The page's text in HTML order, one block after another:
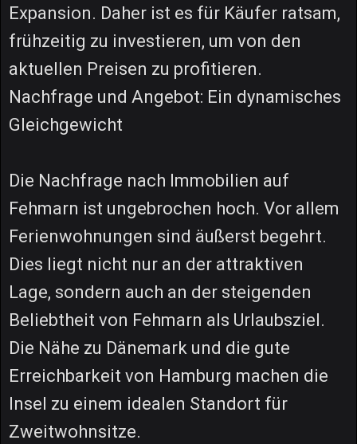
Expansion. Daher ist es für Käufer ratsam,
frühzeitig zu investieren, um von den
aktuellen Preisen zu profitieren.
Nachfrage und Angebot: Ein dynamisches
Gleichgewicht
Die Nachfrage nach Immobilien auf
Fehmarn ist ungebrochen hoch. Vor allem
Ferienwohnungen sind äußerst begehrt.
Dies liegt nicht nur an der attraktiven
Lage, sondern auch an der steigenden
Beliebtheit von Fehmarn als Urlaubsziel.
Die Nähe zu Dänemark und die gute
Erreichbarkeit von Hamburg machen die
Insel zu einem idealen Standort für
Zweitwohnsitze.